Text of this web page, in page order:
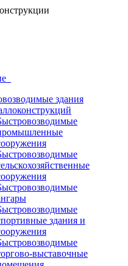
здания
здания и
выставочные